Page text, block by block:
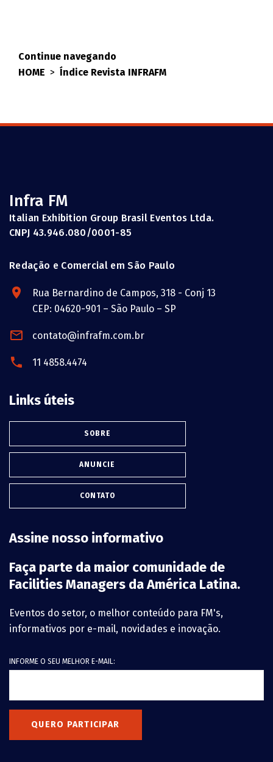
Continue navegando
HOME > Índice Revista INFRAFM
Infra FM
Italian Exhibition Group Brasil Eventos Ltda.
CNPJ 43.946.080/0001-85
Redação e Comercial em São Paulo
Rua Bernardino de Campos, 318 - Conj 13
CEP: 04620-901 – São Paulo – SP
contato@infrafm.com.br
11 4858.4474
Links úteis
SOBRE
ANUNCIE
CONTATO
Assine nosso informativo
Faça parte da maior comunidade de
Facilities Managers da América Latina.
Eventos do setor, o melhor conteúdo para FM's,
informativos por e-mail, novidades e inovação.
INFORME O SEU MELHOR E-MAIL:
QUERO PARTICIPAR